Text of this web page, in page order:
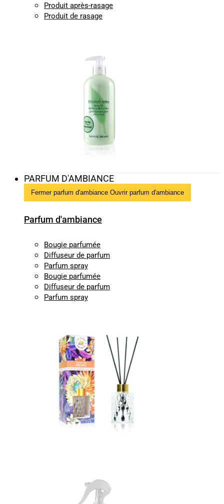
Produit après-rasage
Produit de rasage
PARFUM D'AMBIANCE
Fermer parfum d'ambiance Ouvrir parfum d'ambiance
Parfum d'ambiance
Bougie parfumée
Diffuseur de parfum
Parfum spray
Bougie parfumée
Diffuseur de parfum
Parfum spray